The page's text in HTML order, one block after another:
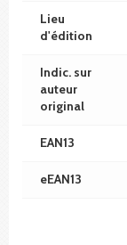
Lieu
d'édition
Indic. sur
auteur
original
EAN13
eEAN13